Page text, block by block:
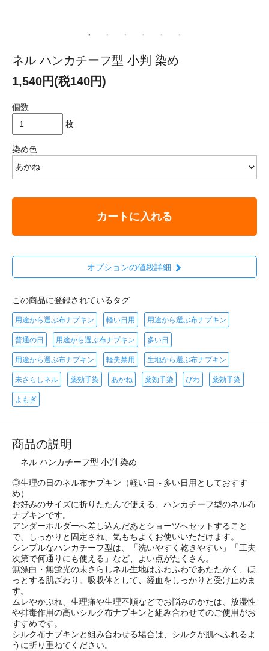
ネル ハンカチーフ型 小判 染め
1,540円(税140円)
個数
枚
染め色
カートに入れる
オプションの値段詳細
この商品に登録されているタグ
用途から選ぶ布ナプキン 軽い日用 用途から選ぶ布ナプキン
普通の日 用途から選ぶ布ナプキン 多い日
用途から選ぶ布ナプキン 軽失禁用 生地から選ぶ布ナプキン
未さらしネル 薬効手染 あかね 薬効手染 びわ 薬効手染
よもぎ
商品の説明
ネル ハンカチーフ型 小判 染め
◎生理の日のネル布ナプキン（軽い日～多い日用としておすす
め）
お好みのサイズに折りたたんで使える、ハンカチーフ型のネル布
ナプキンです。
アンダーホルダーへ差し込んだあとショーツへセットすること
で、しっかりと固定され、気もちよくお使いいただけます。
シンプルなハンカチーフ型は、「洗いやすく乾きやすい」「工夫
次第で何通りにも使える」など、よい点がたくさん。
無漂白・無蛍光の未さらしネル生地はふわふわであたたかく、ほ
っとする肌ざわり。吸収体として、経血をしっかりと受け止めま
す。
ムレやかぶれ、生理痛や生理不順などでお悩みのかたは、放湿性
や排毒作用の高いシルク布ナプキンと組み合わせてのご使用がお
すすめです。
シルク布ナプキンと組み合わせる場合は、シルクが肌へふれるよ
うに折り重ねてください。